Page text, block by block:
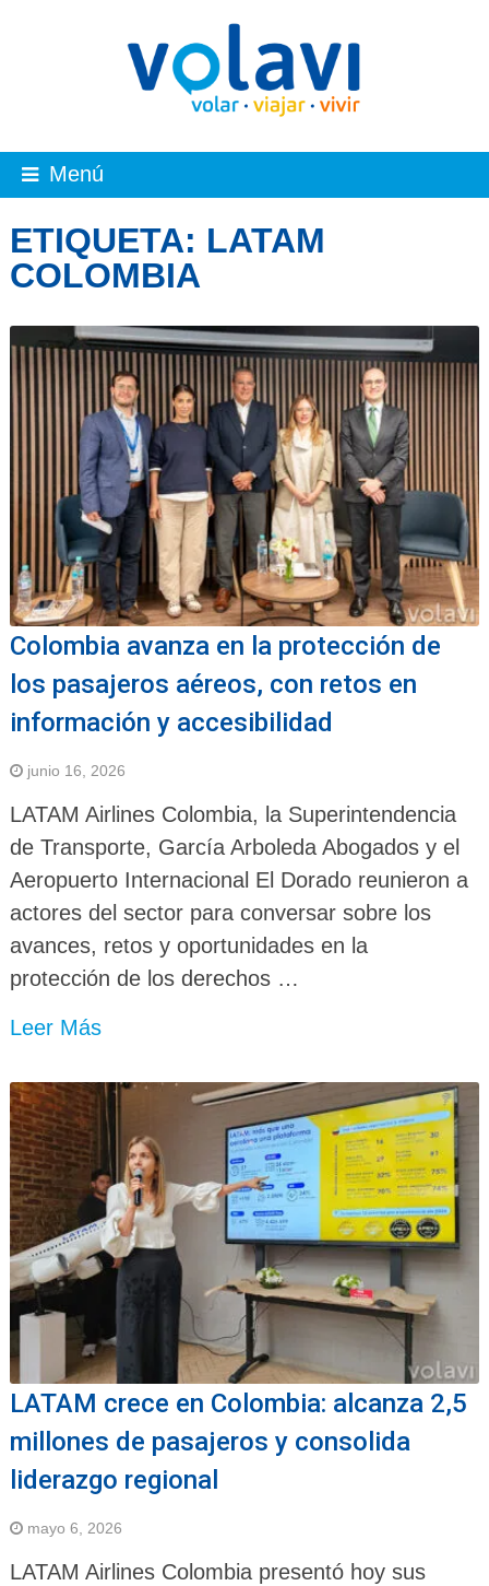
Menú
ETIQUETA: LATAM
COLOMBIA
Colombia avanza en la protección de
los pasajeros aéreos, con retos en
información y accesibilidad
junio 16, 2026
LATAM Airlines Colombia, la Superintendencia
de Transporte, García Arboleda Abogados y el
Aeropuerto Internacional El Dorado reunieron a
actores del sector para conversar sobre los
avances, retos y oportunidades en la
protección de los derechos …
Leer Más
LATAM crece en Colombia: alcanza 2,5
millones de pasajeros y consolida
liderazgo regional
mayo 6, 2026
LATAM Airlines Colombia presentó hoy sus